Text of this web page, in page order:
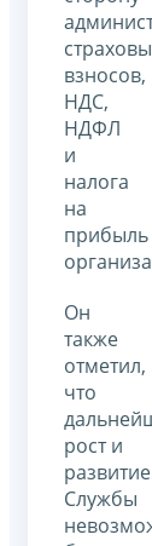
взносов,
НДС,
НДФЛ
и
налога
на
прибыль
Он
также
отметил,
что
рост и
развитие
Службы